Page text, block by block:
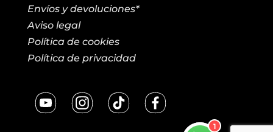
Envíos y devoluciones*
Aviso legal
Política de cookies
Política de privacidad
1